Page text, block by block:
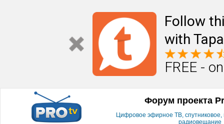
Follow
with
FREE -
Форум проекта
Цифровое эфирное ТВ, спутниковое,
радиовещание